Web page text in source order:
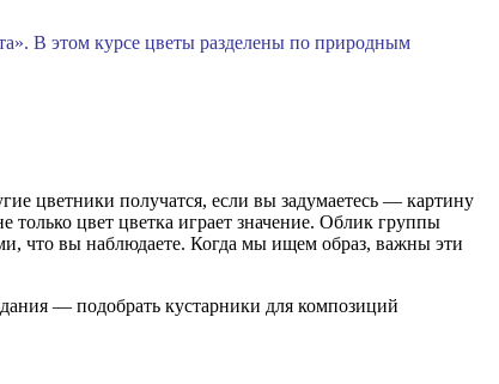
В этом курсе цветы разделены по природным
цветники получатся, если вы задумаетесь — картину
цвет цветка играет значение. Облик группы
что вы наблюдаете. Когда мы ищем образ, важны эти
— подобрать кустарники для композиций